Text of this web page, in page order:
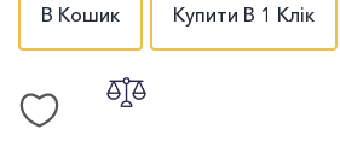
В Кошик Купити В 1 Клік